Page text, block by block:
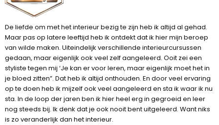
De liefde om met het interieur bezig te zijn heb ik altijd al gehad.
Maar pas op latere leeftijd heb ik ontdekt dat ik hier mijn beroep
van wilde maken. Uiteindelijk verschillende interieurcursussen
gedaan, maar eigenlijk ook veel zelf aangeleerd. Ooit zei een
styliste tegen mij ‘Je kan er voor leren, maar eigenlijk moet het in
je bloed zitten”. Dat heb ik altijd onthouden. En door veel ervaring
op te doen heb ik mijzelf ook veel aangeleerd en sta ik waar ik nu
sta. In de loop der jaren ben ik hier heel erg in gegroeid en leer
nog steeds bij. Ik denk dat je ook nooit bent uitgeleerd. Want niks
is zo veranderlijk dan het interieur.